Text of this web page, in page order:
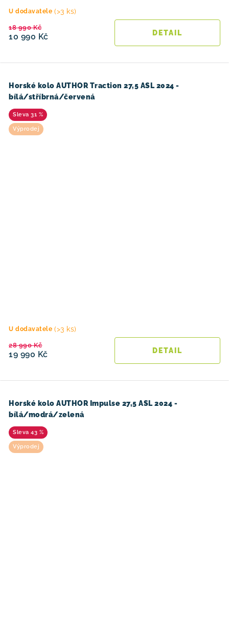
U dodavatele (>3 ks)
10 990 Kč
18 990 Kč
Horské kolo AUTHOR Traction 27,5 ASL 2024 -
bílá/stříbrná/červená
31 %
Výprodej
U dodavatele (>3 ks)
19 990 Kč
28 990 Kč
Horské kolo AUTHOR Impulse 27,5 ASL 2024 -
bílá/modrá/zelená
43 %
Výprodej